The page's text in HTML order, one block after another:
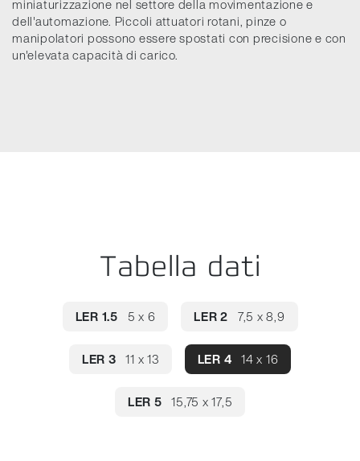
miniaturizzazione nel settore della movimentazione e
dell'automazione. Piccoli attuatori rotani, pinze o
manipolatori possono essere spostati con precisione e con
un'elevata capacità di carico.
Tabella dati
LER 1.5 5 x 6 LER 2 7,5 x 8,9
LER 3 11 x 13 LER 4 14 x 16
LER 5 15,75 x 17,5